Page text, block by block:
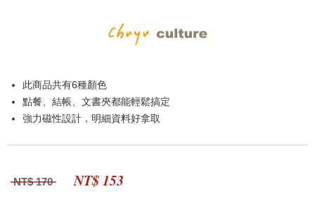
此商品共有6種顏色
點餐、結帳、文書夾都能輕鬆搞定
強力磁性設計，明細資料好拿取
NT$ 170 NT$ 153